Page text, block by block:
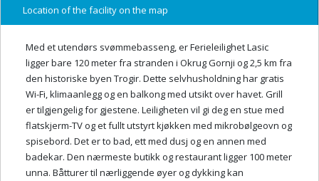
Location of the facility on the map
Med et utendørs svømmebasseng, er Ferieleilighet Lasic
ligger bare 120 meter fra stranden i Okrug Gornji og 2,5 km fra
den historiske byen Trogir. Dette selvhusholdning har gratis
Wi-Fi, klimaanlegg og en balkong med utsikt over havet. Grill
er tilgjengelig for gjestene. Leiligheten vil gi deg en stue med
flatskjerm-TV og et fullt utstyrt kjøkken med mikrobølgeovn og
spisebord. Det er to bad, ett med dusj og en annen med
badekar. Den nærmeste butikk og restaurant ligger 100 meter
unna. Båtturer til nærliggende øyer og dykking kan